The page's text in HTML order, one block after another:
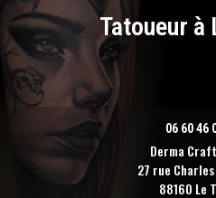
Tatoueur à
06 60 46
Derma
27 rue
88160 Le